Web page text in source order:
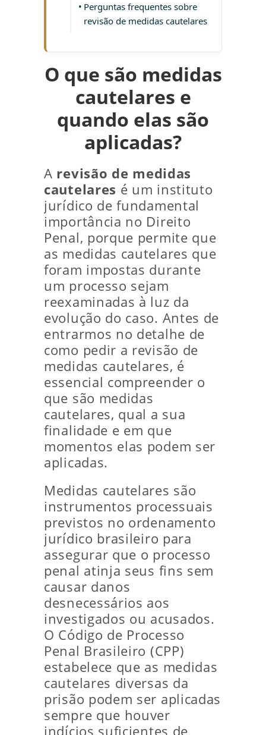
Perguntas frequentes sobre
revisão de medidas cautelares
O que são medidas
cautelares e
quando elas são
aplicadas?
A revisão de medidas
cautelares é um instituto
jurídico de fundamental
importância no Direito
Penal, porque permite que
as medidas cautelares que
foram impostas durante
um processo sejam
reexaminadas à luz da
evolução do caso. Antes de
entrarmos no detalhe de
como pedir a revisão de
medidas cautelares, é
essencial compreender o
que são medidas
cautelares, qual a sua
finalidade e em que
momentos elas podem ser
aplicadas.
Medidas cautelares são
instrumentos processuais
previstos no ordenamento
jurídico brasileiro para
assegurar que o processo
penal atinja seus fins sem
causar danos
desnecessários aos
investigados ou acusados.
O Código de Processo
Penal Brasileiro (CPP)
estabelece que as medidas
cautelares diversas da
prisão podem ser aplicadas
sempre que houver
indícios suficientes de